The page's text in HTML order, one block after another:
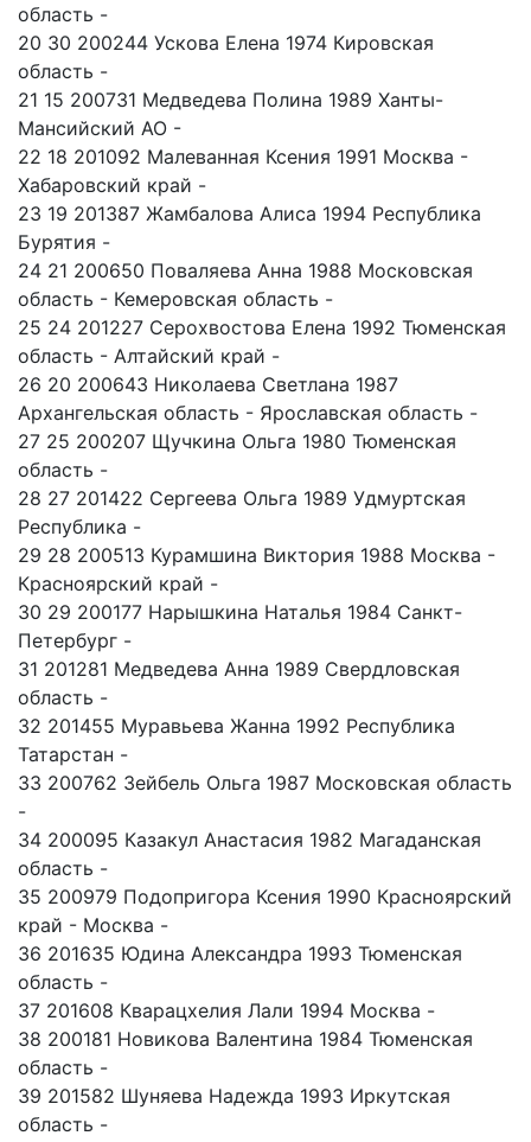
область -
20 30 200244 Ускова Елена 1974 Кировская
область -
21 15 200731 Медведева Полина 1989 Ханты-
Мансийский АО -
22 18 201092 Малеванная Ксения 1991 Москва -
Хабаровский край -
23 19 201387 Жамбалова Алиса 1994 Республика
Бурятия -
24 21 200650 Поваляева Анна 1988 Московская
область - Кемеровская область -
25 24 201227 Серохвостова Елена 1992 Тюменская
область - Алтайский край -
26 20 200643 Николаева Светлана 1987
Архангельская область - Ярославская область -
27 25 200207 Щучкина Ольга 1980 Тюменская
область -
28 27 201422 Сергеева Ольга 1989 Удмуртская
Республика -
29 28 200513 Курамшина Виктория 1988 Москва -
Красноярский край -
30 29 200177 Нарышкина Наталья 1984 Санкт-
Петербург -
31 201281 Медведева Анна 1989 Свердловская
область -
32 201455 Муравьева Жанна 1992 Республика
Татарстан -
33 200762 Зейбель Ольга 1987 Московская область
-
34 200095 Казакул Анастасия 1982 Магаданская
область -
35 200979 Подопригора Ксения 1990 Красноярский
край - Москва -
36 201635 Юдина Александра 1993 Тюменская
область -
37 201608 Кварацхелия Лали 1994 Москва -
38 200181 Новикова Валентина 1984 Тюменская
область -
39 201582 Шуняева Надежда 1993 Иркутская
область -